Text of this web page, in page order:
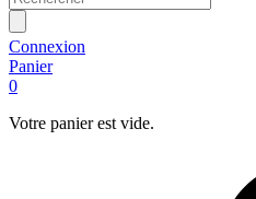
Connexion
Panier
0
Votre panier est vide.